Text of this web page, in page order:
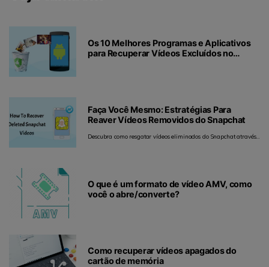
Os 10 Melhores Programas e Aplicativos
para Recuperar Vídeos Excluídos no
Faça Você Mesmo: Estratégias Para
Reaver Vídeos Removidos do Snapchat
Descubra como resgatar vídeos eliminados do Snapchat através
O que é um formato de vídeo AMV, como
você o abre/converte?
Como recuperar vídeos apagados do
cartão de memória